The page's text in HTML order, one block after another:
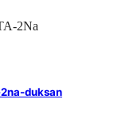
2Na
duksan